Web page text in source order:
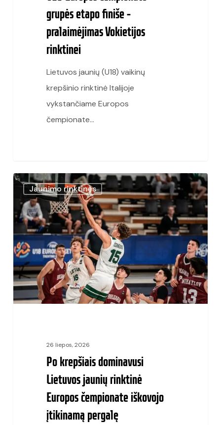
grupės etapo finiše –
pralaimėjimas Vokietijos
rinktinei
Lietuvos jaunių (U18) vaikinų
krepšinio rinktinė Italijoje
vykstančiame Europos
čempionate…
Po
krepšiais
dominavusi
Lietuvos
jaunių
rinktinė
Europos
čempionate
iškovojo
Jaunimo rinktinės
26 liepos, 2026
Po krepšiais dominavusi
Lietuvos jaunių rinktinė
Europos čempionate iškovojo
įtikinamą pergalę